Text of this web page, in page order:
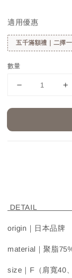
適用優惠
五千滿額禮｜二擇
數量
origin｜日本品牌
material｜聚脂
size｜F（肩寬40